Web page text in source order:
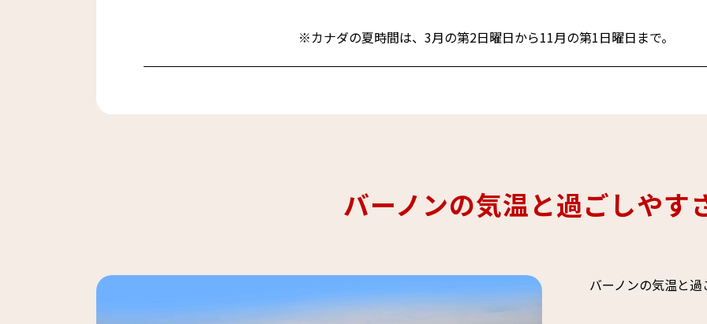
※カナダの夏時間は、3月の第2日曜日から11月の第1日曜日まで。
バーノンの気温と過ごしやす
バーノンの気温と